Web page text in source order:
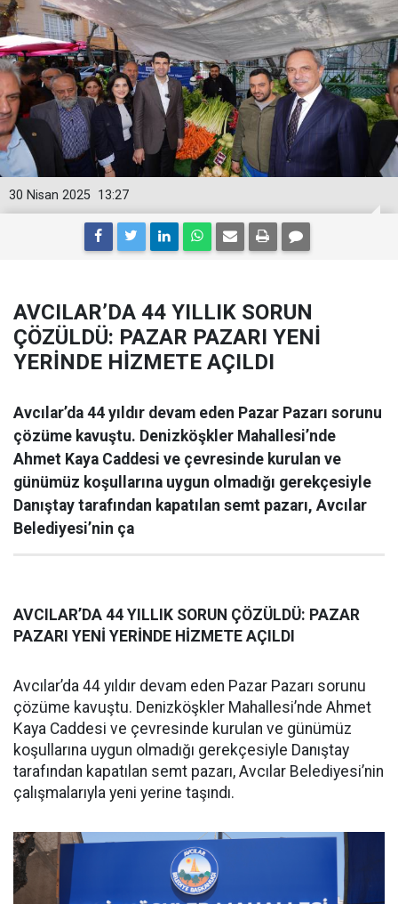
13:27
30 Nisan 2025
AVCILAR’DA 44 YILLIK SORUN
ÇÖZÜLDÜ: PAZAR PAZARI YENİ
YERİNDE HİZMETE AÇILDI
Avcılar’da 44 yıldır devam eden Pazar Pazarı sorunu
çözüme kavuştu. Denizköşkler Mahallesi’nde
Ahmet Kaya Caddesi ve çevresinde kurulan ve
günümüz koşullarına uygun olmadığı gerekçesiyle
Danıştay tarafından kapatılan semt pazarı, Avcılar
Belediyesi’nin ça
AVCILAR’DA 44 YILLIK SORUN ÇÖZÜLDÜ: PAZAR
PAZARI YENİ YERİNDE HİZMETE AÇILDI
Avcılar’da 44 yıldır devam eden Pazar Pazarı sorunu
çözüme kavuştu. Denizköşkler Mahallesi’nde Ahmet
Kaya Caddesi ve çevresinde kurulan ve günümüz
koşullarına uygun olmadığı gerekçesiyle Danıştay
tarafından kapatılan semt pazarı, Avcılar Belediyesi’nin
çalışmalarıyla yeni yerine taşındı.